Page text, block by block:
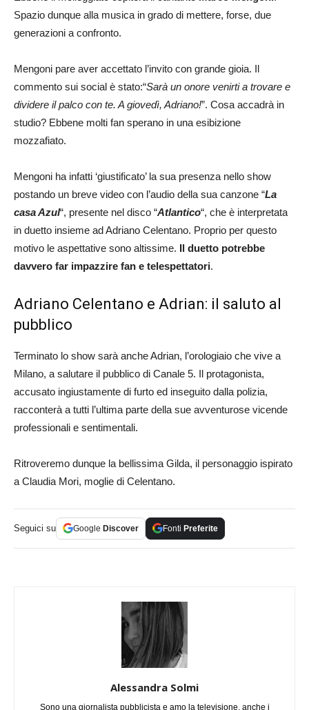
Spazio dunque alla musica in grado di mettere, forse, due
generazioni a confronto.
Mengoni pare aver accettato l’invito con grande gioia. Il
commento sui social è stato:“Sarà un onore venirti a trovare e
dividere il palco con te. A giovedì, Adriano!”. Cosa accadrà in
studio? Ebbene molti fan sperano in una esibizione
mozzafiato.
Mengoni ha infatti ‘giustificato’ la sua presenza nello show
postando un breve video con l’audio della sua canzone “La
casa Azul“, presente nel disco “Atlantico“, che è interpretata
in duetto insieme ad Adriano Celentano. Proprio per questo
motivo le aspettative sono altissime. Il duetto potrebbe
davvero far impazzire fan e telespettatori.
Adriano Celentano e Adrian: il saluto al
pubblico
Terminato lo show sarà anche Adrian, l’orologiaio che vive a
Milano, a salutare il pubblico di Canale 5. Il protagonista,
accusato ingiustamente di furto ed inseguito dalla polizia,
racconterà a tutti l’ultima parte della sue avventurose vicende
professionali e sentimentali.
Ritroveremo dunque la bellissima Gilda, il personaggio ispirato
a Claudia Mori, moglie di Celentano.
Seguici su Google Discover Fonti Preferite
Alessandra Solmi
Sono una giornalista pubblicista e amo la televisione, anche i